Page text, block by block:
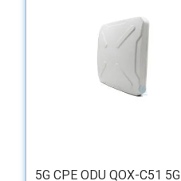
5G CPE ODU QOX-C51 5G